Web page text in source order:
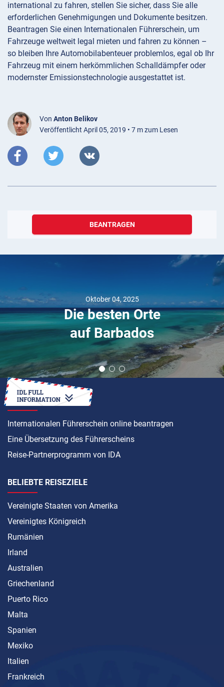
international zu fahren, stellen Sie sicher, dass Sie alle
erforderlichen Genehmigungen und Dokumente besitzen.
Beantragen Sie einen Internationalen Führerschein, um
Fahrzeuge weltweit legal mieten und fahren zu können –
so bleiben Ihre Automobilabenteuer problemlos, egal ob Ihr
Fahrzeug mit einem herkömmlichen Schalldämpfer oder
modernster Emissionstechnologie ausgestattet ist.
Von Anton Belikov
Veröffentlicht April 05, 2019 • 7 m zum Lesen
BEANTRAGEN
Oktober 04, 2025
Die besten Orte
auf Barbados
ANLEITUNG
Internationalen Führerschein online beantragen
Eine Übersetzung des Führerscheins
Reise-Partnerprogramm von IDA
BELIEBTE REISEZIELE
Vereinigte Staaten von Amerika
Vereinigtes Königreich
Rumänien
Irland
Australien
Griechenland
Puerto Rico
Malta
Spanien
Mexiko
Italien
Frankreich